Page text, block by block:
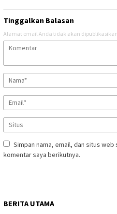
Tinggalkan Balasan
Alamat email Anda tidak akan
Simpan nama, email, dan situs
komentar saya berikutnya.
BERITA UTAMA